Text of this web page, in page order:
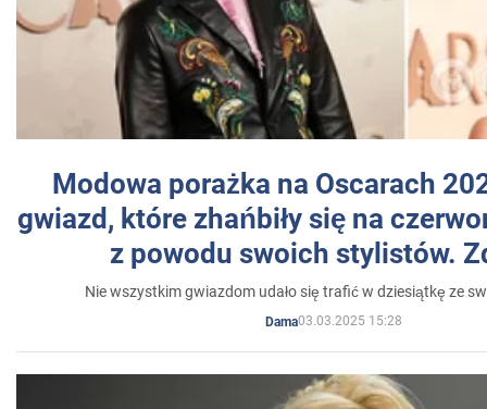
Modowa porażka na Oscarach
gwiazd, które zhańbiły się na
z powodu swoich stylistów.
Nie wszystkim gwiazdom udało się trafić w dziesiątkę ze
Dama03.03.2025 15:28